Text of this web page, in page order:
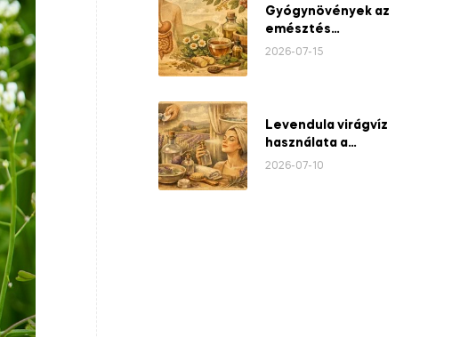
Gyógynövények az
emésztés
támogatására
2026-07-15
Levendula virágvíz
használata a
mindennapokban
2026-07-10